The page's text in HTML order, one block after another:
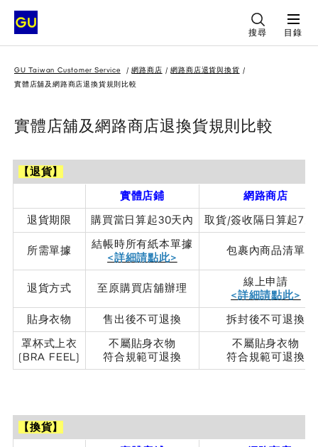
搜尋 目錄
GU Taiwan Customer Service 網路商店
網路商店退貨與換貨
實體店舖及網路商店退換貨規則比較
實體店舖及網路商店退換貨規則比較
【退貨】
實體店鋪
網路商店
退貨期限
購買當日算起30天內 取貨/簽收隔日算起7天
所需單據
結帳時所有紙本單據
<詳細請點此>
包裹內商品清單
退貨方式 至原購買店舖辦理
線上申請
<詳細請點此>
貼身衣物
售出後不可退換
拆封後不可退換
罩杯式上衣
(BRA FEEL)
不屬貼身衣物
符合規範可退換
不屬貼身衣物
符合規範可退換
【換貨】